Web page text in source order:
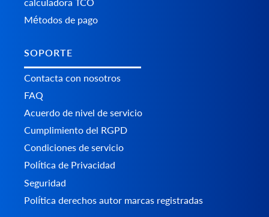
Métodos de pago
SOPORTE
Contacta con nosotros
FAQ
Acuerdo de nivel de servicio
Cumplimiento del RGPD
Condiciones de servicio
Política de Privacidad
Seguridad
Política derechos autor marcas registradas